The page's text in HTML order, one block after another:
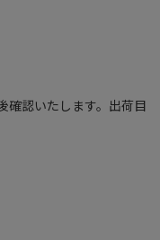
確認いたします。出荷目